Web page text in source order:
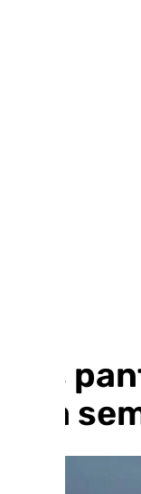
Los
una